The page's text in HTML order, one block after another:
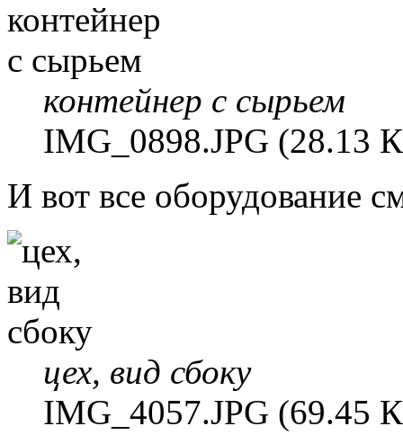
контейнер с сырьем
IMG_0898.JPG (28.13
И вот все оборудование
цех, вид сбоку
IMG_4057.JPG (69.45